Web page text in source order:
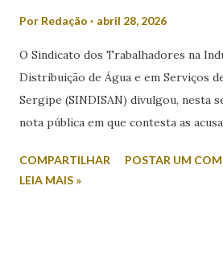
Por Redação abril 28, 2026
O Sindicato dos Trabalhadores na
Distribuição de Água e em Serviços
Sergipe (SINDISAN) divulgou, nesta
nota pública em que contesta as
Aracaju e região metropolitana. A
COMPARTILHAR
POSTAR UM
LEIA MAIS »